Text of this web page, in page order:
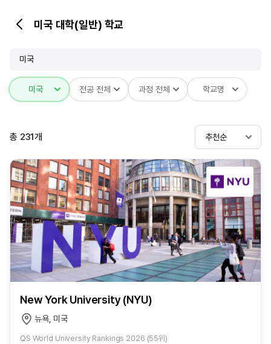
뒤
가
미국 대학(일반) 학교
미국
미국 전공 전체 과정 전체 학교명
총 231개 추천순
New York University (NYU)
뉴욕, 미국
QS World University Rankings 2026 (55위)